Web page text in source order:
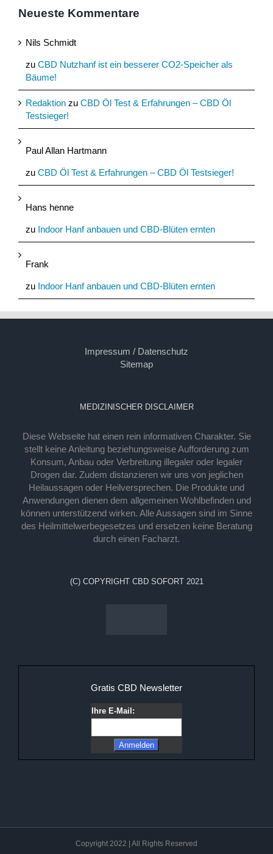
Neueste Kommentare
Nils Schmidt
zu CBD Nutzhanf ist ein besserer CO2-Speicher als
Bäume!
Redaktion zu CBD Öl Test & Erfahrungen – CBD Öl
Testsieger!
Paul Allan Hartmann
zu CBD Öl Test & Erfahrungen – CBD Öl Testsieger!
Hans henne
zu Indoor Hanf anbauen und CBD-Blüten ernten
Frank
zu Indoor Hanf anbauen und CBD-Blüten ernten
Impressum / Datenschutz
Sitemap
MEDIZINISCHER DISCLAIMER
Diese Webseite hat einen rein informativen Charakter. Sie
stellt keine Anleitung beziehungsweise Aufforderung zum
Konsum, Anbau oder Verbreitung illegaler oder legaler
Drogen dar. Zudem distanzieren wir uns von jeglichen
Heilaussagen oder Heilversprechen. Die Produkte und
Anwendungen dienen dem allgemeinen Wohlbefinden und
können unterstützend wirken. Alle Aussagen sind im Sinne
des Heilmittelwerbegesetzes und ersetzen keine Beratung
durch einen Facharzt.
(C) COPYRIGHT CBD SOFORT 2021
Gratis CBD Newsletter
Ihre E-Mail:
Copyright 2022 | All Rights Reserved